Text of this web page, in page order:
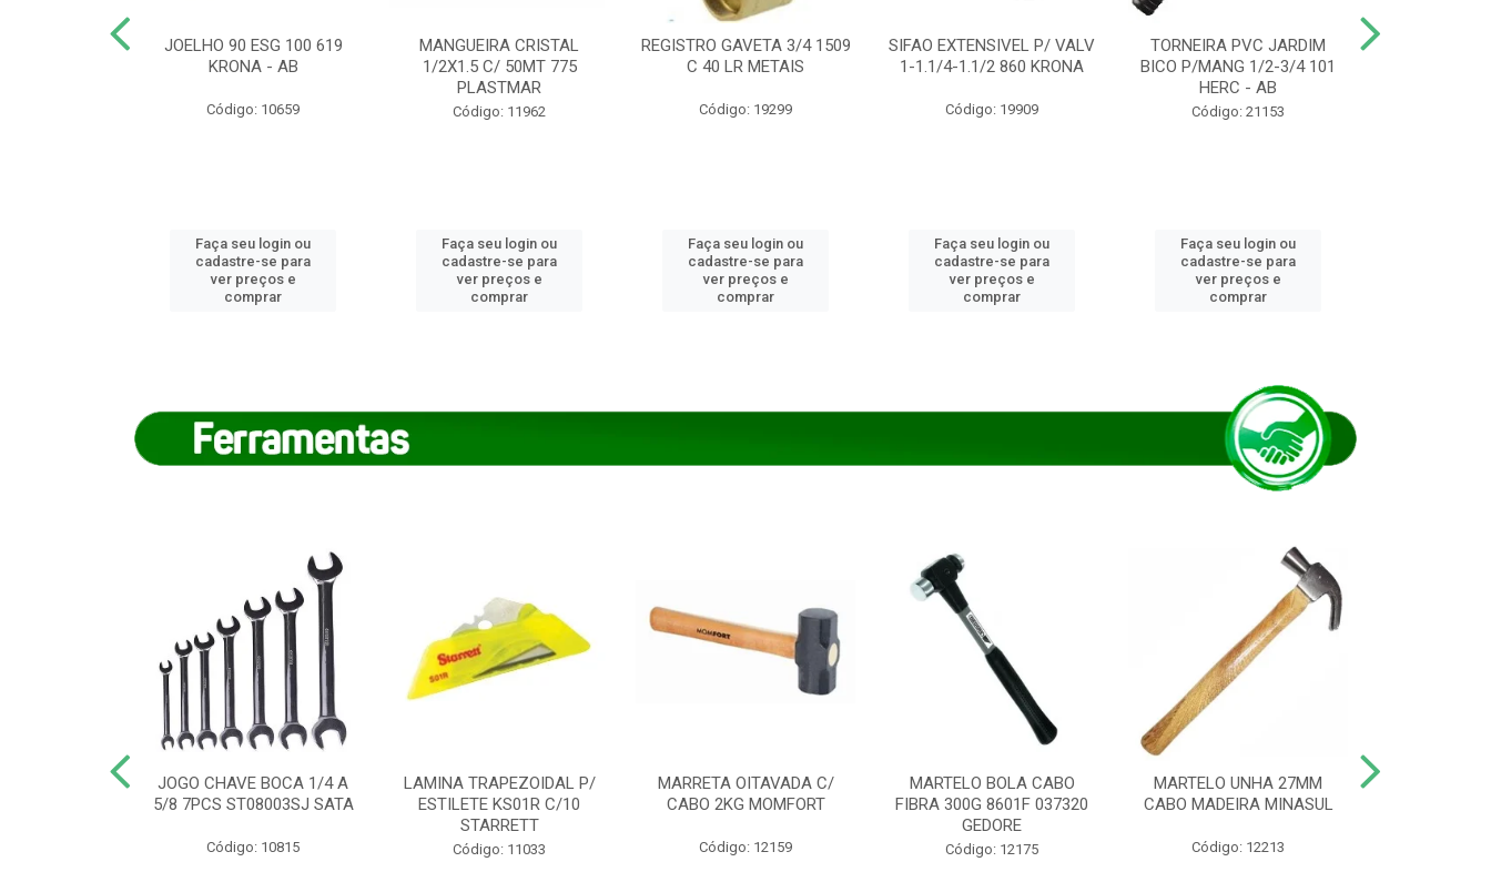
JOELHO 90 ESG 100 619
KRONA - AB
Código: 10659
Faça seu login ou
cadastre-se para
ver preços e
comprar
MANGUEIRA CRISTAL
1/2X1.5 C/ 50MT 775
PLASTMAR
Código: 11962
Faça seu login ou
cadastre-se para
ver preços e
comprar
REGISTRO GAVETA 3/4 1509
C 40 LR METAIS
Código: 19299
Faça seu login ou
cadastre-se para
ver preços e
comprar
SIFAO EXTENSIVEL P/ VALV
1-1.1/4-1.1/2 860 KRONA
Código: 19909
Faça seu login ou
cadastre-se para
ver preços e
comprar
TORNEIRA PVC JARDIM
BICO P/MANG 1/2-3/4 101
HERC - AB
Código: 21153
Faça seu login ou
cadastre-se para
ver preços e
comprar
JOGO CHAVE BOCA 1/4 A
5/8 7PCS ST08003SJ SATA
Código: 10815
LAMINA TRAPEZOIDAL P/
ESTILETE KS01R C/10
STARRETT
Código: 11033
MARRETA OITAVADA C/
CABO 2KG MOMFORT
Código: 12159
MARTELO BOLA CABO
FIBRA 300G 8601F 037320
GEDORE
Código: 12175
MARTELO UNHA 27MM
CABO MADEIRA MINASUL
Código: 12213